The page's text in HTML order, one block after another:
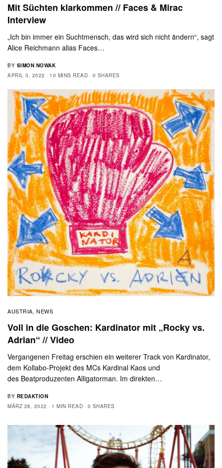
Mit Süchten klarkommen // Faces & Mirac
Interview
„Ich bin immer ein Suchtmensch, das wird sich nicht ändern“, sagt
Alice Reichmann alias Faces…
BY SIMON NOWAK
APRIL 3, 2022
10 MINS READ 0 SHARES
AUSTRIA, NEWS
Voll in die Goschen: Kardinator mit „Rocky vs.
Adrian“ // Video
Vergangenen Freitag erschien ein weiterer Track von Kardinator,
dem Kollabo-Projekt des MCs Kardinal Kaos und
des Beatproduzenten Alligatorman. Im direkten…
BY REDAKTION
MÄRZ 28, 2022
1 MIN READ 0 SHARES